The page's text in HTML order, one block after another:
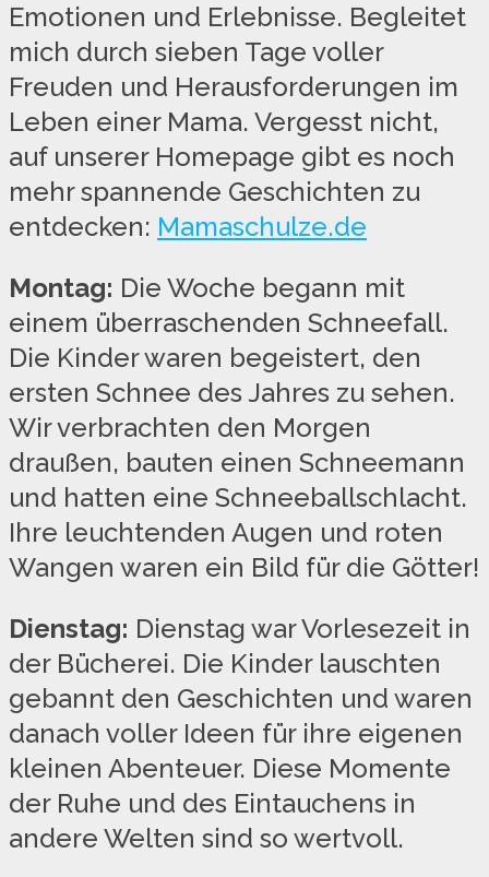
Emotionen und Erlebnisse. Begleitet
mich durch sieben Tage voller
Freuden und Herausforderungen im
Leben einer Mama. Vergesst nicht,
auf unserer Homepage gibt es noch
mehr spannende Geschichten zu
entdecken: Mamaschulze.de
Montag: Die Woche begann mit
einem überraschenden Schneefall.
Die Kinder waren begeistert, den
ersten Schnee des Jahres zu sehen.
Wir verbrachten den Morgen
draußen, bauten einen Schneemann
und hatten eine Schneeballschlacht.
Ihre leuchtenden Augen und roten
Wangen waren ein Bild für die Götter!
Dienstag: Dienstag war Vorlesezeit in
der Bücherei. Die Kinder lauschten
gebannt den Geschichten und waren
danach voller Ideen für ihre eigenen
kleinen Abenteuer. Diese Momente
der Ruhe und des Eintauchens in
andere Welten sind so wertvoll.